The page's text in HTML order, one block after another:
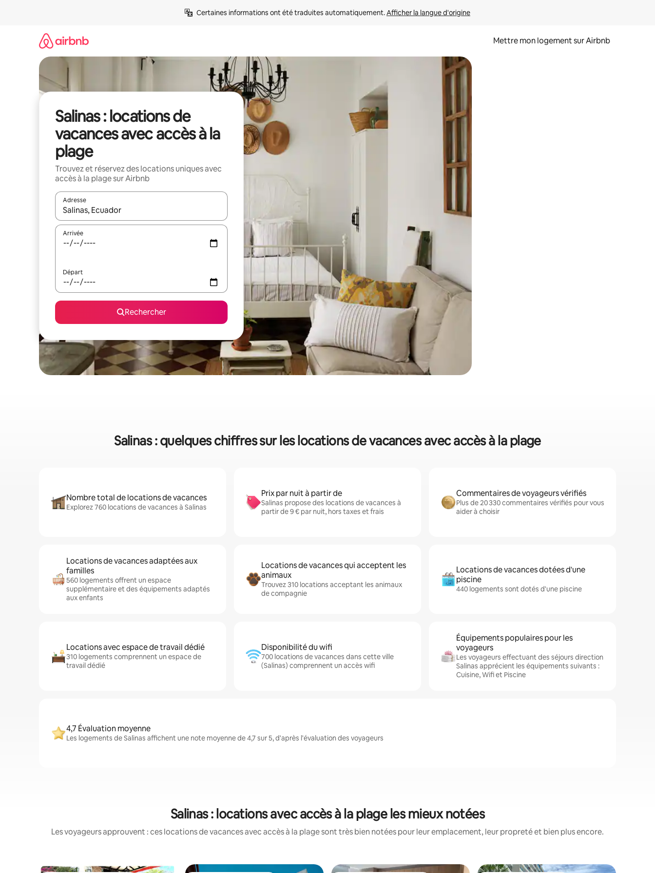
Certaines informations ont été traduites automatiquement. Afficher la langue d'origine
Mettre mon logement sur Airbnb
Salinas : locations de
vacances avec accès à la
plage
Trouvez et réservez des locations uniques avec
accès à la plage sur Airbnb
Adresse
Lorsque les résultats s'affichent, utilisez les flèches vers le haut et vers le bas pour les parcourir ou en appuyant et en faisant glisser.
Arrivée
Départ
Rechercher
Salinas : quelques chiffres sur les locations de vacances avec accès à la plage
Nombre total de locations de vacances
Explorez 760 locations de vacances à Salinas
Prix par nuit à partir de
Salinas propose des locations de vacances à
partir de 9 € par nuit, hors taxes et frais
Commentaires de voyageurs vérifiés
Plus de 20 330 commentaires vérifiés pour vous
aider à choisir
Locations de vacances adaptées aux
familles
560 logements offrent un espace
supplémentaire et des équipements adaptés
aux enfants
Locations de vacances qui acceptent les
animaux
Trouvez 310 locations acceptant les animaux
de compagnie
Locations de vacances dotées d'une
piscine
440 logements sont dotés d'une piscine
Locations avec espace de travail dédié
310 logements comprennent un espace de
travail dédié
Disponibilité du wifi
700 locations de vacances dans cette ville
(Salinas) comprennent un accès wifi
Équipements populaires pour les
voyageurs
Les voyageurs effectuant des séjours direction
Salinas apprécient les équipements suivants :
Cuisine, Wifi et Piscine
4,7 Évaluation moyenne
Les logements de Salinas affichent une note moyenne de 4,7 sur 5, d'après l'évaluation des voyageurs
Salinas : locations avec accès à la plage les mieux notées
Les voyageurs approuvent : ces locations de vacances avec accès à la plage sont très bien notées pour leur emplacement, leur propreté et bien plus encore.